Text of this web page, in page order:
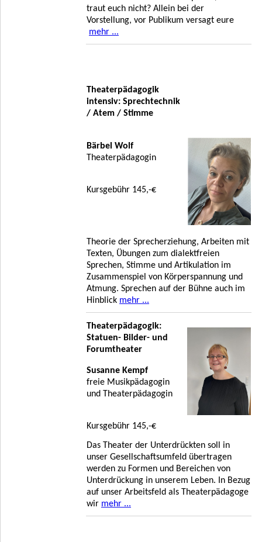
traut euch nicht? Allein bei der
Vorstellung, vor Publikum versagt eure
mehr ...
Theaterpädagogik
intensiv: Sprechtechnik
/ Atem / Stimme
Bärbel Wolf
Theaterpädagogin
Kursgebühr 145,-€
Theorie der Sprecherziehung, Arbeiten mit
Texten, Übungen zum dialektfreien
Sprechen, Stimme und Artikulation im
Zusammenspiel von Körperspannung und
Atmung. Sprechen auf der Bühne auch im
Hinblick mehr ...
Theaterpädagogik:
Statuen- Bilder- und
Forumtheater
Susanne Kempf
freie Musikpädagogin
und Theaterpädagogin
Kursgebühr 145,-€
Das Theater der Unterdrückten soll in
unser Gesellschaftsumfeld übertragen
werden zu Formen und Bereichen von
Unterdrückung in unserem Leben. In Bezug
auf unser Arbeitsfeld als Theaterpädagoge
wir mehr ...